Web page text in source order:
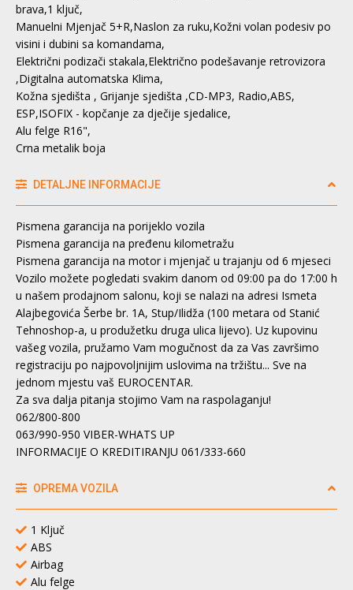
brava,1 ključ,
Manuelni Mjenjač 5+R,Naslon za ruku,Kožni volan podesiv po
visini i dubini sa komandama,
Električni podizači stakala,Električno podešavanje retrovizora
,Digitalna automatska Klima,
Kožna sjedišta , Grijanje sjedišta ,CD-MP3, Radio,ABS,
ESP,ISOFIX - kopčanje za dječije sjedalice,
Alu felge R16",
Crna metalik boja
DETALJNE INFORMACIJE
Pismena garancija na porijeklo vozila
Pismena garancija na pređenu kilometražu
Pismena garancija na motor i mjenjač u trajanju od 6 mjeseci
Vozilo možete pogledati svakim danom od 09:00 pa do 17:00 h
u našem prodajnom salonu, koji se nalazi na adresi Ismeta
Alajbegovića Šerbe br. 1A, Stup/Ilidža (100 metara od Stanić
Tehnoshop-a, u produžetku druga ulica lijevo). Uz kupovinu
vašeg vozila, pružamo Vam mogučnost da za Vas završimo
registraciju po najpovoljnijim uslovima na tržištu... Sve na
jednom mjestu vaš EUROCENTAR.
Za sva dalja pitanja stojimo Vam na raspolaganju!
062/800-800
063/990-950 VIBER-WHATS UP
INFORMACIJE O KREDITIRANJU 061/333-660
OPREMA VOZILA
1 Ključ
ABS
Airbag
Alu felge